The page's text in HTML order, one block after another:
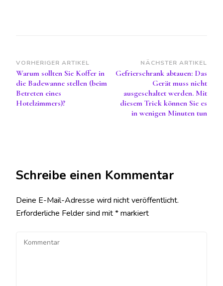
Beitragsnavigation
VORHERIGER ARTIKEL
Warum sollten Sie Koffer in
die Badewanne stellen (beim
Betreten eines
Hotelzimmers)?
NÄCHSTER ARTIKEL
Gefrierschrank abtauen: Das
Gerät muss nicht
ausgeschaltet werden. Mit
diesem Trick können Sie es
in wenigen Minuten tun
Schreibe einen Kommentar
Deine E-Mail-Adresse wird nicht veröffentlicht.
Erforderliche Felder sind mit*markiert